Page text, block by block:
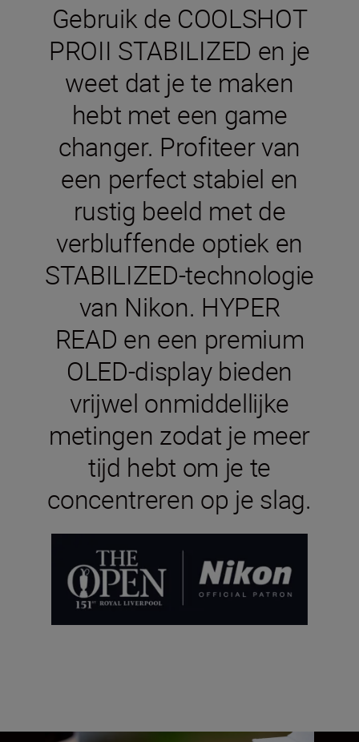
Gebruik de COOLSHOT
PROII STABILIZED en je
weet dat je te maken
hebt met een game
changer. Profiteer van
een perfect stabiel en
rustig beeld met de
verbluffende optiek en
STABILIZED-technologie
van Nikon. HYPER
READ en een premium
OLED-display bieden
vrijwel onmiddellijke
metingen zodat je meer
tijd hebt om je te
concentreren op je slag.